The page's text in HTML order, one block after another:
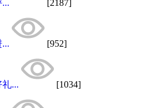
[2187]
[952]
... [1034]